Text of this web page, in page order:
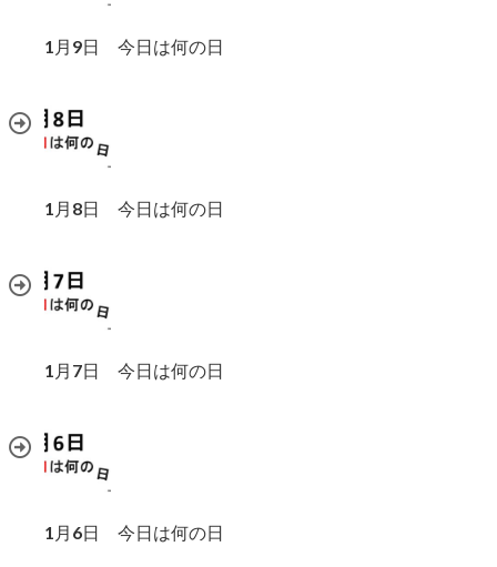
1月9日 今日は何の日
1月8日 今日は何の日
1月7日 今日は何の日
1月6日 今日は何の日